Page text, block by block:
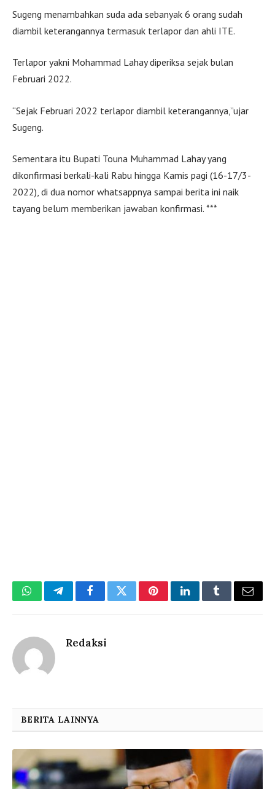
Sugeng menambahkan suda ada sebanyak 6 orang sudah
diambil keterangannya termasuk terlapor dan ahli ITE.
Terlapor yakni Mohammad Lahay diperiksa sejak bulan
Februari 2022.
“Sejak Februari 2022 terlapor diambil keterangannya,”ujar
Sugeng.
Sementara itu Bupati Touna Muhammad Lahay yang
dikonfirmasi berkali-kali Rabu hingga Kamis pagi (16-17/3-
2022), di dua nomor whatsappnya sampai berita ini naik
tayang belum memberikan jawaban konfirmasi. ***
WhatsAppTelegramFacebookTwitterPinterestLinkedInTumblrEmail
Redaksi
BERITA LAINNYA